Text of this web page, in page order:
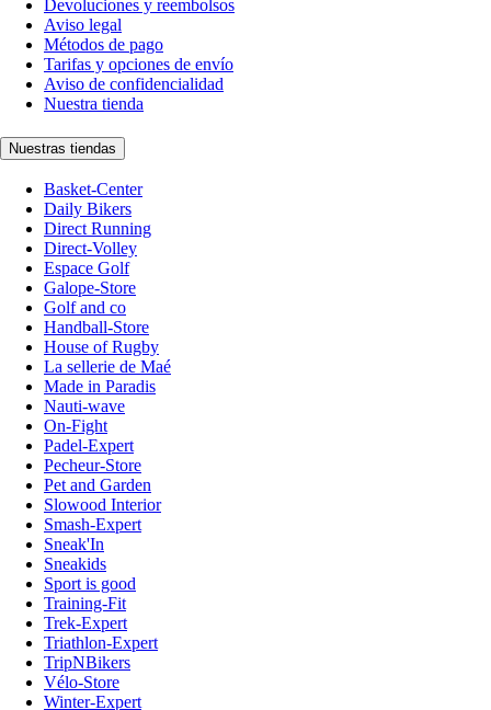
Devoluciones y reembolsos
Aviso legal
Métodos de pago
Tarifas y opciones de envío
Aviso de confidencialidad
Nuestra tienda
Nuestras tiendas
Basket-Center
Daily Bikers
Direct Running
Direct-Volley
Espace Golf
Galope-Store
Golf and co
Handball-Store
House of Rugby
La sellerie de Maé
Made in Paradis
Nauti-wave
On-Fight
Padel-Expert
Pecheur-Store
Pet and Garden
Slowood Interior
Smash-Expert
Sneak'In
Sneakids
Sport is good
Training-Fit
Trek-Expert
Triathlon-Expert
TripNBikers
Vélo-Store
Winter-Expert